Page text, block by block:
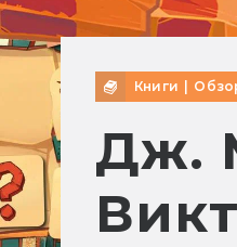
Книги
Дж.